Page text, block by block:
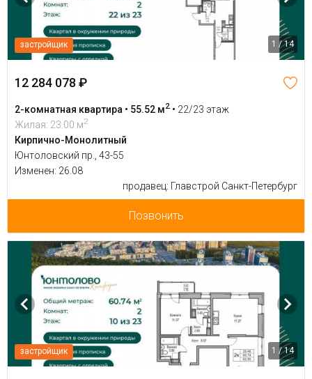
застройщик 1 / 14
12 284 078 ₽
2-комнатная квартира • 55.52 м2 • 22/23 этаж
Жилая: 23.00 м2
Кирпично-Монолитный
Юнтоловский пр., 43-55
Изменен: 26.08
продавец: Главстрой Санкт-Петербург
Позвонить
застройщик 1 / 14